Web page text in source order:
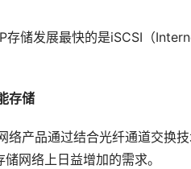
储发展最快的是iSCSI（
存储
产品通过结合光纤通道交换
网络上日益增加的需求。